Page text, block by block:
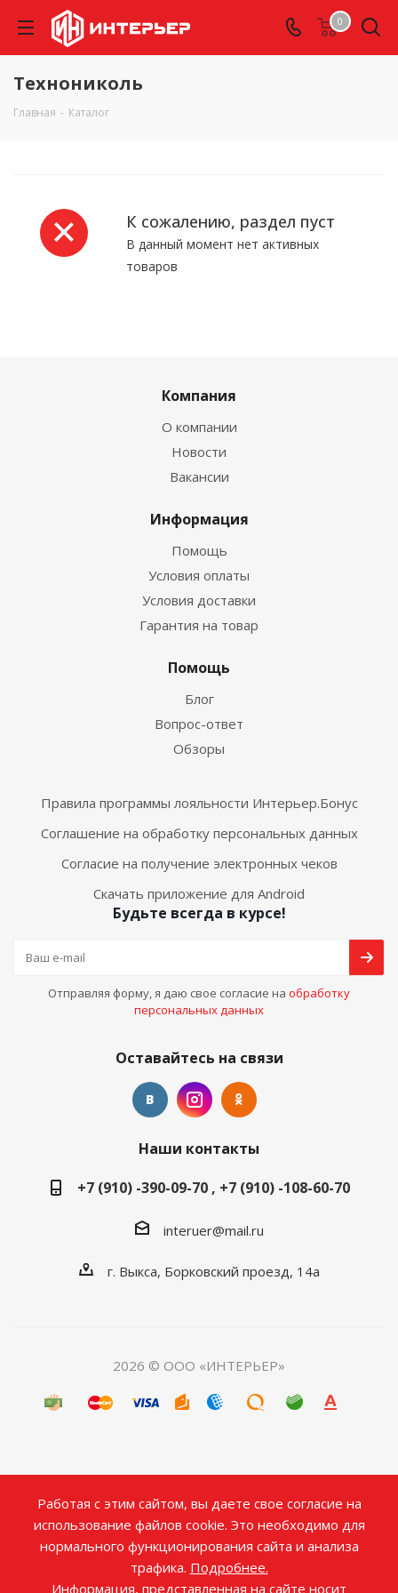
0
Технониколь
Главная - Каталог
К сожалению, раздел пуст
В данный момент нет активных
товаров
Компания
О компании
Новости
Вакансии
Информация
Помощь
Условия оплаты
Условия доставки
Гарантия на товар
Помощь
Блог
Вопрос-ответ
Обзоры
Правила программы лояльности Интерьер.Бонус
Соглашение на обработку персональных данных
Согласие на получение электронных чеков
Скачать приложение для Android
Будьте всегда в курсе!
Отправляя форму, я даю свое согласие на обработку
персональных данных
Оставайтесь на связи
Наши контакты
+7 (910) -390-09-70 , +7 (910) -108-60-70
interuer@mail.ru
г. Выкса, Борковский проезд, 14а
2026 © ООО «ИНТЕРЬЕР»
Работая с этим сайтом, вы даете свое согласие на
использование файлов cookie. Это необходимо для
нормального функционирования сайта и анализа
трафика. Подробнее.
Информация, представленная на сайте носит